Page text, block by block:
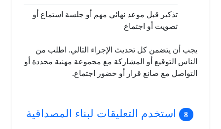
تذكير قبل موعد نهائي مهم أو جلسة استماع أو
تصويت أو اجتماع
يجب أن يتضمن كل تحديث الإجراء التالي. اطلب من
الناس التوقيع أو المشاركة مع مجموعة مهنية محددة أو
التواصل مع صانع قرار أو حضور اجتماع.
استخدم التعليقات لبناء المصداقية